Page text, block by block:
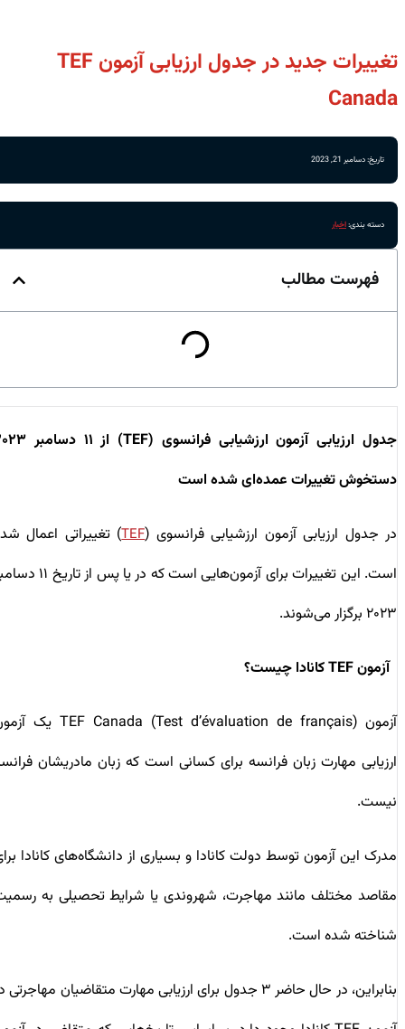
تغییرات جدید در جدول ارزیابی آزمون TEF
Canada
تاریخ: دسامبر 21, 2023
دسته بندی:اخبار
فهرست مطالب
جدول ارزیابی آزمون ارزشیابی فرانسوی (TEF) از ۱۱ دسامبر ۲۰۲۳
دستخوش تغییرات عمده‌ای شده است
در جدول ارزیابی آزمون ارزشیابی فرانسوی ( TEF) تغییراتی اعمال شده
است. این تغییرات برای آزمون‌هایی است که در یا پس از تاریخ ۱۱ دسامبر
۲۰۲۳ برگزار می‌شوند.
آزمون TEF کانادا چیست؟
آزمون TEF Canada (Test d’évaluation de français) یک آزمون
ارزیابی مهارت زبان فرانسه برای کسانی است که زبان مادریشان فرانسه
نیست.
مدرک این آزمون توسط دولت کانادا و بسیاری از دانشگاه‌های کانادا برای
مقاصد مختلف مانند مهاجرت، شهروندی یا شرایط تحصیلی به رسمیت
شناخته شده است.
بنابراین، در حال حاضر ۳ جدول برای ارزیابی مهارت متقاضیان مهاجرتی در